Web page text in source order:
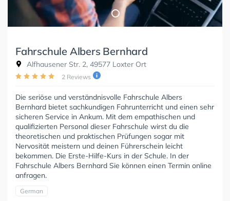
Fahrschule Albers Bernhard
Alfhausener Str. 2, 49577 Loxter Ort
2 Reviews
Die seriöse und verständnisvolle Fahrschule Albers
Bernhard bietet sachkundigen Fahrunterricht und einen sehr
sicheren Service in Ankum. Mit dem empathischen und
qualifizierten Personal dieser Fahrschule wirst du die
theoretischen und praktischen Prüfungen sogar mit
Nervosität meistern und deinen Führerschein leicht
bekommen. Die Erste-Hilfe-Kurs in der Schule. In der
Fahrschule Albers Bernhard Sie können einen Termin online
anfragen.
German